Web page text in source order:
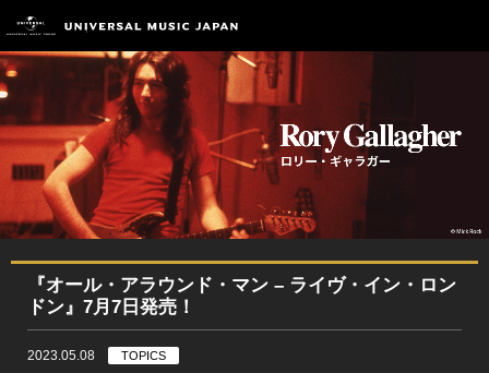
『オール・アラウンド・マン – ライヴ・イン・ロン
ドン』7月7日発売！
2023.05.08 TOPICS